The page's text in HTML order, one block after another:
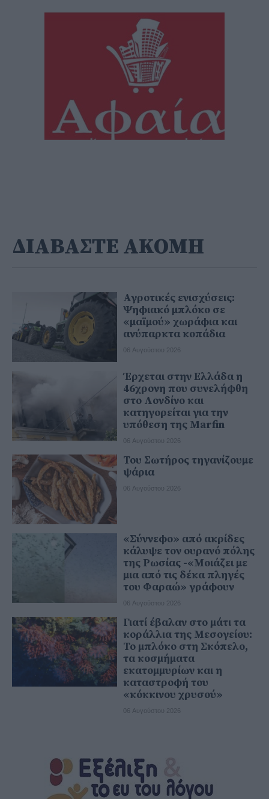
ΔΙΑΒΑΣΤΕ ΑΚΟΜΗ
Αγροτικές ενισχύσεις:
Ψηφιακό μπλόκο σε
«μαϊμού» χωράφια και
ανύπαρκτα κοπάδια
06 Αυγούστου 2026
Έρχεται στην Ελλάδα η
46χρονη που συνελήφθη
στο Λονδίνο και
κατηγορείται για την
υπόθεση της Marfin
06 Αυγούστου 2026
Του Σωτήρος τηγανίζουμε
ψάρια
06 Αυγούστου 2026
«Σύννεφο» από ακρίδες
κάλυψε τον ουρανό πόλης
της Ρωσίας -«Μοιάζει με
μια από τις δέκα πληγές
του Φαραώ» γράφουν
06 Αυγούστου 2026
Γιατί έβαλαν στο μάτι τα
κοράλλια της Μεσογείου:
Το μπλόκο στη Σκόπελο,
τα κοσμήματα
εκατομμυρίων και η
καταστροφή του
«κόκκινου χρυσού»
06 Αυγούστου 2026